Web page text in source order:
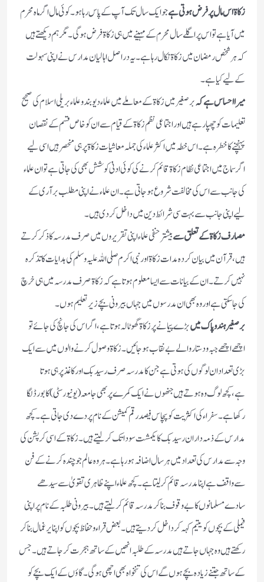
زکاۃ اس مال پر فرض ہوتی ہےجو ایک سال تک آپ کے پاس رہا ہو۔کوئی مال اگر ماہ محرم
میں آیا ہے تو اس پر اگلے سال محرم کے مہینے میں ہی زکاۃ فرض ہوگی۔مگر ہم دیکھتے ہیں
کہ ہر شخص رمضان میں زکاۃ نکال رہا ہے۔یہ دراصل اہالیان مدارس نے اپنی سہولت
کے لیے کیا ہے۔
میرا احساس ہے کہبرصغیر میں زکاۃ کے معاملے میں علماء دیوبند و علماء بریلی اسلام کی صحیح
تعلیمات کو چھپا رہے ہیں اور اجتماعی نظم زکاۃ کے قیام سے ان کوخاص قسم کے نقصان
پہنچنے کا خطرہ ہے۔اس خطہ میں اکثرعلماء کی جملہ معاشیات زکاۃ پر ہی منحصر ہیں اسی لیے
اگر سماج میں اجتماعی نظام زکاۃ قائم کرنے کی کوئی ادنیٰ کوشش بھی کی جاتی ہے تو ان علماء
کی جانب سے اس کی مخالفت شروع ہوجاتی ہے۔ان علماء نے اپنی مطلب برآری کے
لیے اپنی جانب سے بہت سی شرائط دین میں داخل کردی ہیں۔
مصارف زکاۃکے تعلق سےبیشترحنفی علماء اپنی تقریر وں میں صرف مدرسہ کا ذکر کرتے
ہیں،قرآن میں بیان کردہ مدات زکاۃ اور نبی اکرم صلی اللہ علیہ وسلم کی ہدایات کا تذکرہ
نہیں کرتے۔ ان کے بیانات سے ایسا معلوم ہوتا ہے کہ زکاۃ صرف مدرسہ میں ہی خرچ
کی جاسکتی ہے اور وہ بھی ان مدرسوں میں جہاں بیرونی بچے زیر تعلیم ہوں۔
برصغیر ہند وپاک میںبڑے پیمانے پر زکاۃ گھوٹالہ ہوتا ہے، اگر اس کی جانچ کی جائے تو
اچھے اچھے جبہ و دستار والے بے نقاب ہوجائیں۔زکاۃوصول کرنے والوں میں سے ایک
بڑی تعداد ان لوگوں کی ہوتی ہے جن کا مدرسہ صرف رسید بک اور کاغذپر ہی ہوتا
ہے،کچھ لوگ وہ ہوتے ہیں جنھوں نے ایک کمرے پر بھی جامعہ (یونیورسٹی) کا بورڈ لگا
رکھا ہے۔سفراء کی اکثریت کو پچاس فیصد رقم کمیشن کے نام پر دے دی جاتی ہے۔کچھ
مدارس کے ذمہ داران رسید بک کا یکمشت سودا تک کرلیتے ہیں۔زکاۃ کے اسی کرپشن کی
وجہ سے مدارس کی تعداد میں ہر سال اضافہ ہورہا ہے۔ہر وہ عالم جو چندہ کرنے کے فن
سے واقف ہے اپنا مدرسہ قائم کرلیتا ہے۔کچھ علماء اپنے ظاہری تقویٰ سے سیدھے
سادے مسلمانوں کا بے وقوف بنا کر مدرسہ قائم کرلیتے ہیں۔بیرونی طلبہ کے نام پر اپنی
فیملی کے بچوں کو یتیم کہہ کر داخل کردیتے ہیں۔بعض قراء و حفاظ بچوں کو اپنا یرغمال بناکر
رکھتے ہیں وہ جہاں جاتے ہیں مدرسہ کے طلبہ انھیں کے ساتھ ہجرت کرجاتے ہیں۔جس
کے ساتھ جتنے زیادہ بچے ہوں گے اس کی تنخواہ بھی اچھی ہوگی۔گاؤں کے ایک بچے کو